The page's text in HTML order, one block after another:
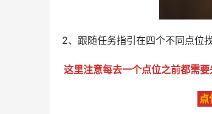
2、跟随任务指引在四个不同点位
这里注意每去一个点位之前都需
点